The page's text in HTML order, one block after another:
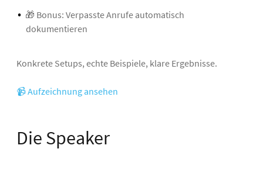
🎁 Bonus: Verpasste Anrufe automatisch
dokumentieren
Konkrete Setups, echte Beispiele, klare Ergebnisse.
📹 Aufzeichnung ansehen
Die Speaker